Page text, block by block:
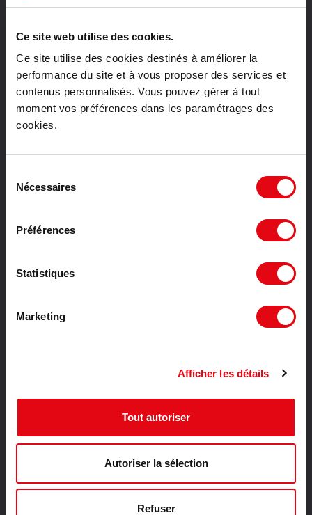
Ce site web utilise des cookies.
Ce site utilise des cookies destinés à améliorer la
performance du site et à vous proposer des services et
contenus personnalisés. Vous pouvez gérer à tout
moment vos préférences dans les paramétrages des
cookies.
Nécessaires
Préférences
Statistiques
Marketing
Afficher les détails
Tout autoriser
Autoriser la sélection
Refuser
Location bureaux Strasbourg
Location bureaux Tours
Vente bureaux Paris
Vente bureaux Lyon
Vente bureaux Toulouse
Vente bureaux Bordeaux
Vente bureaux Lille
Vente bureaux Montpellier
Location activités Toulouse
Location activités Lille
Location activités Montpellier
Vente bureaux Bas Rhin
Vente bureaux Loire Atlantique
Vente bureaux Haute Garonne